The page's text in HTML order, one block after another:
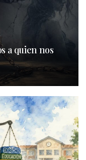
a quien nos